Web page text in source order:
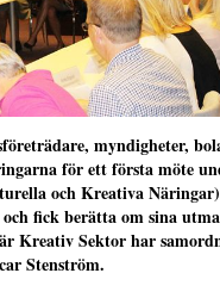
myndigheter,
för ett första möte
och Kreativa
fick berätta om sina
Kreativ Sektor har
Stenström.